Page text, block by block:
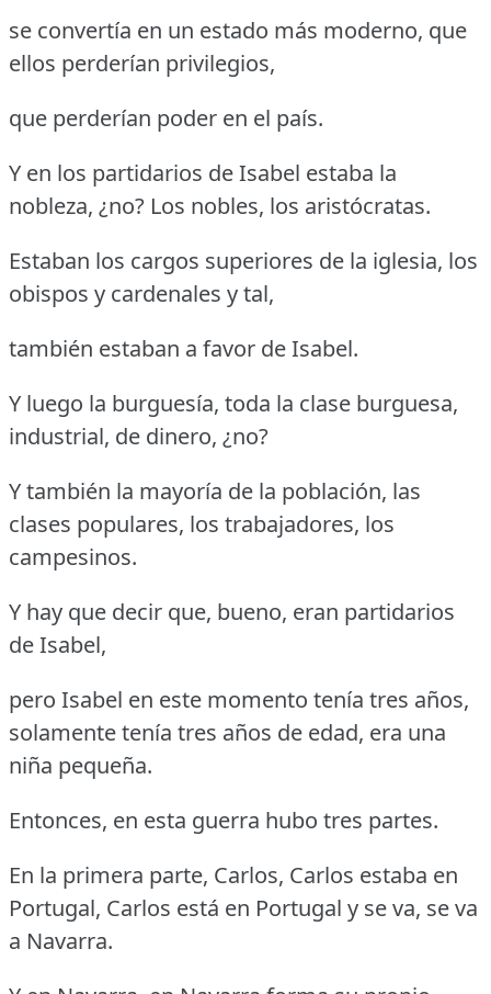
se convertía en un estado más moderno, que
ellos perderían privilegios,
que perderían poder en el país.
Y en los partidarios de Isabel estaba la
nobleza, ¿no? Los nobles, los aristócratas.
Estaban los cargos superiores de la iglesia, los
obispos y cardenales y tal,
también estaban a favor de Isabel.
Y luego la burguesía, toda la clase burguesa,
industrial, de dinero, ¿no?
Y también la mayoría de la población, las
clases populares, los trabajadores, los
campesinos.
Y hay que decir que, bueno, eran partidarios
de Isabel,
pero Isabel en este momento tenía tres años,
solamente tenía tres años de edad, era una
niña pequeña.
Entonces, en esta guerra hubo tres partes.
En la primera parte, Carlos, Carlos estaba en
Portugal, Carlos está en Portugal y se va, se va
a Navarra.